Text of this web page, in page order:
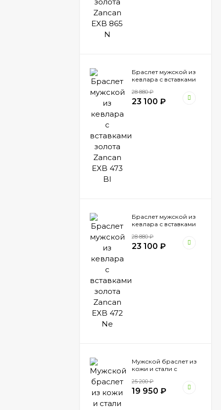
Браслет мужской из
кевлара с вставками
473 BI
28 880₽
23 100 ₽
Браслет мужской из
кевлара с вставками
472 Ne
28 880₽
23 100 ₽
Мужской браслет из
кожи и стали с
Zancan EHB 041
25 200₽
19 950 ₽